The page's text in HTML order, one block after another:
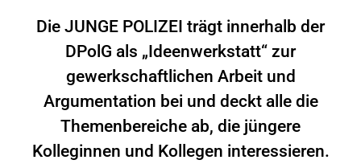
Die JUNGE POLIZEI trägt innerhalb der
DPolG als „Ideenwerkstatt“ zur
gewerkschaftlichen Arbeit und
Argumentation bei und deckt alle die
Themenbereiche ab, die jüngere
Kolleginnen und Kollegen interessieren.